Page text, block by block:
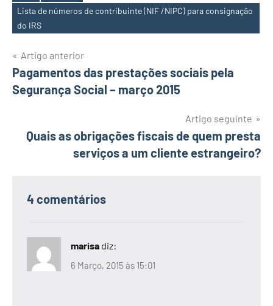
Etiquetas
Lista de números de contribuinte (NIF /NIPC) para consignação
do IRS
Navegação
de
Artigo anterior
Pagamentos das prestações sociais pela
Segurança Social – março 2015
Artigo seguinte
Quais as obrigações fiscais de quem presta
serviços a um cliente estrangeiro?
4 comentários
marisa diz:
6 Março, 2015 às 15:01